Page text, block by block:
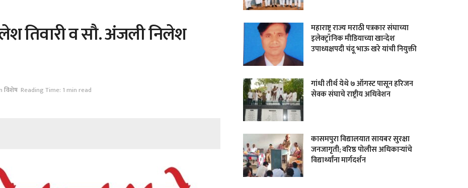
तिवारी व सौ. अंजली निलेश
विशेष Reading Time: 1 min read
महाराष्ट्र राज्य मराठी पत्रकार संघाच्या
इलेक्ट्रॉनिक मीडियाच्या खान्देश
उपाध्यक्षपदी चंदू भाऊ खरे यांची नियुक्ती
गांधी तीर्थ येथे ७ ऑगस्ट पासून हरिजन
सेवक संघाचे राष्ट्रीय अधिवेशन
कासमपुरा विद्यालयात सायबर सुरक्षा
जनजागृती; वरिष्ठ पोलीस अधिकाऱ्यांचे
विद्यार्थ्यांना मार्गदर्शन